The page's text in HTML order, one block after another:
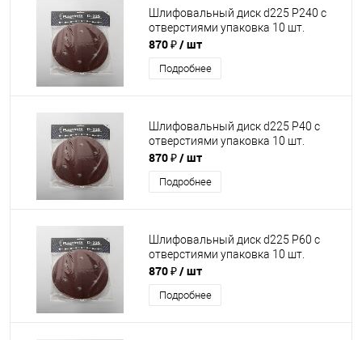
Шлифовальный диск d225 P240 с
отверстиями упаковка 10 шт.
870 ₽/ шт
Подробнее
Шлифовальный диск d225 P40 с
отверстиями упаковка 10 шт.
870 ₽/ шт
Подробнее
Шлифовальный диск d225 P60 с
отверстиями упаковка 10 шт.
870 ₽/ шт
Подробнее